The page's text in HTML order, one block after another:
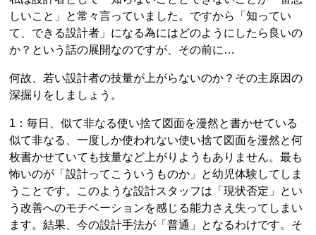
しいこと」と常々言っていました。ですから「知ってい
て、できる設計者」になる為にはどのようにしたら良いの
か？という話の展開なのですが、その前に…
何故、若い設計者の技量が上がらないのか？その主原因の
深掘りをしましょう。
1：毎日、似て非なる使い捨て図面を漫然と書かせている
似て非なる、一度しか使われない使い捨て図面を漫然と何
枚書かせていても技量など上がりようもありません。最も
怖いのが「設計ってこういうものか」と幼児体験してしま
うことです。このような設計スタッフは「現状否定」とい
う改善へのモチベーションを感じる能力さえ失ってしまい
ます。結果、今の設計手法が「普通」となるわけです。そ